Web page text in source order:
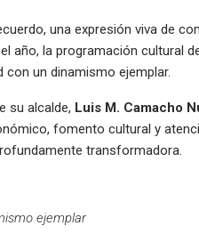
una expresión viva de
año, la programación cultural
un dinamismo ejemplar.
su alcalde, Luis M. Camacho
fomento cultural y
transformadora.
ejemplar